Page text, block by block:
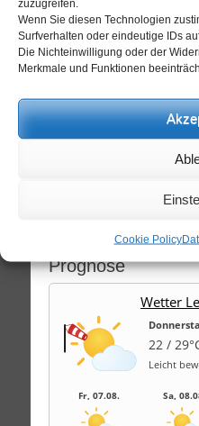
zuzugreifen.
Wenn Sie diesen Technologien
Surfverhalten oder eindeutige IDs
Die Nichteinwilligung oder der
Merkmale und Funktionen
Cookie Policy
Regelöffnungszeiten:
Mittwoch - Montag
14:30 Uhr - 19:00 Uhr
Dienstag ab 17:00 Uhr
Heute ist das
Prognose
Wetter
22 /
Leicht
Fr, 07.08. Sa,